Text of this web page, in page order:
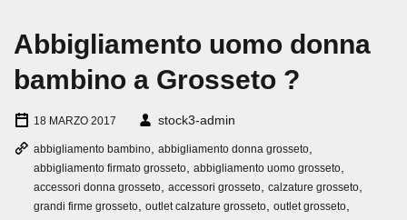
Abbigliamento uomo donna
bambino a Grosseto ?
18 MARZO 2017 stock3-admin
abbigliamento bambino, abbigliamento donna grosseto,
abbigliamento firmato grosseto, abbigliamento uomo grosseto,
accessori donna grosseto, accessori grosseto, calzature grosseto,
grandi firme grosseto, outlet calzature grosseto, outlet grosseto,